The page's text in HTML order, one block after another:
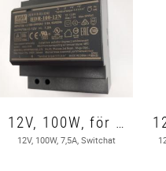
12V, 100W, för DIN-skena, Nätaggregat
12V, 100W, 7,5A, Switchat